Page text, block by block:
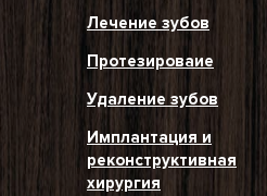
Лечение зубов
Протезироваие
Удаление зубов
Имплантация и
реконструктивная
хирургия